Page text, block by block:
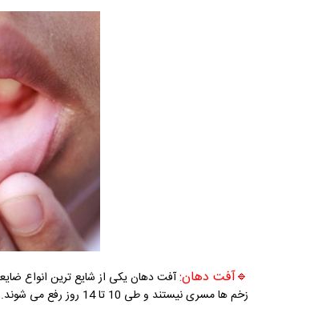
🔹آفت دهان:آفت دهان یکی از شایع ترین انواع
زخم ها مسری نیستند و طی 10 تا 14 روز رفع می شوند.